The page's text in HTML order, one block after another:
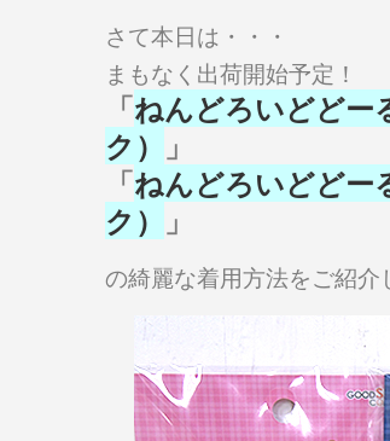
さて本日は・・・
まもなく出荷開始予定！
「ねんどろいどどー
ク）
」
「ねんどろいどどー
ク）
」
の綺麗な着用方法を ご紹介